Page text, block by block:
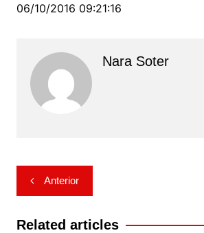
06/10/2016 09:21:16
Nara Soter
Navegação
de
Post
Anterior
Related articles